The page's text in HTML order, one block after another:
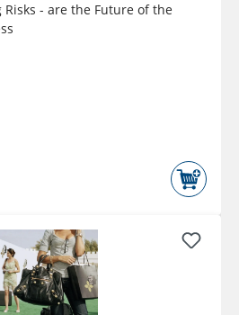
Risks - are the Future of the